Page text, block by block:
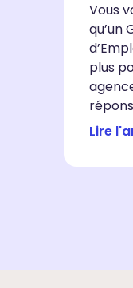
Vous
qu’un
plus
Lire